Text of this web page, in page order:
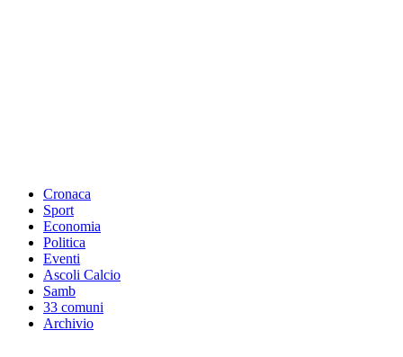
Cronaca
Sport
Economia
Politica
Eventi
Ascoli Calcio
Samb
33 comuni
Archivio